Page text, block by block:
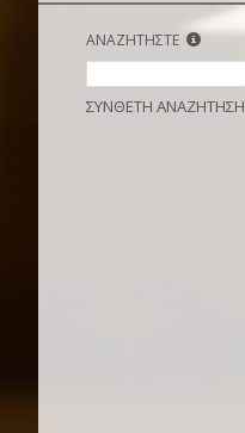
ΑΝΑΖΗΤΗΣΤΕ
ΣΥΝΘΕΤΗ ΑΝΑΖΗΤΗΣΗ